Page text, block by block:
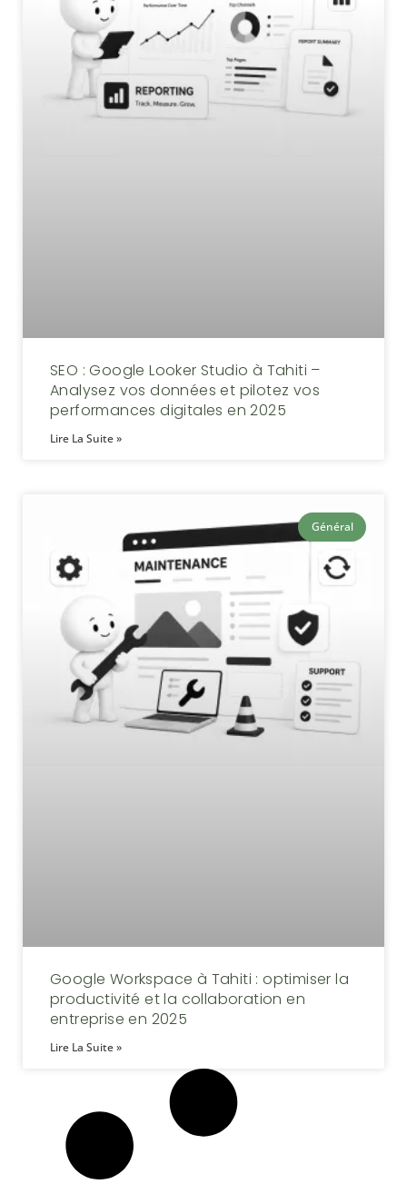
SEO : Google Looker Studio à Tahiti –
Analysez vos données et pilotez vos
performances digitales en 2025
Lire La Suite »
Général
Google Workspace à Tahiti : optimiser la
productivité et la collaboration en
entreprise en 2025
Lire La Suite »